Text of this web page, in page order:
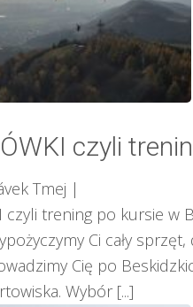
czyli
Tmej |
czyli trening po kursie w
Ci cały
Cię po
Wybór [...]